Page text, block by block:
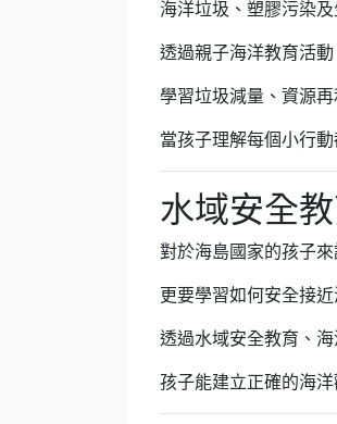
海洋垃圾、塑膠污染
透過親子海洋教育活
學習垃圾減量、資源
當孩子理解每個小行
水域安全
對於海島國家的孩子
更要學習如何安全接近
透過水域安全教育、
孩子能建立正確的海